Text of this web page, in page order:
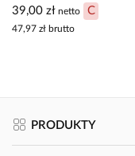
39,00 zł netto C
47,97 zł brutto
PRODUKTY